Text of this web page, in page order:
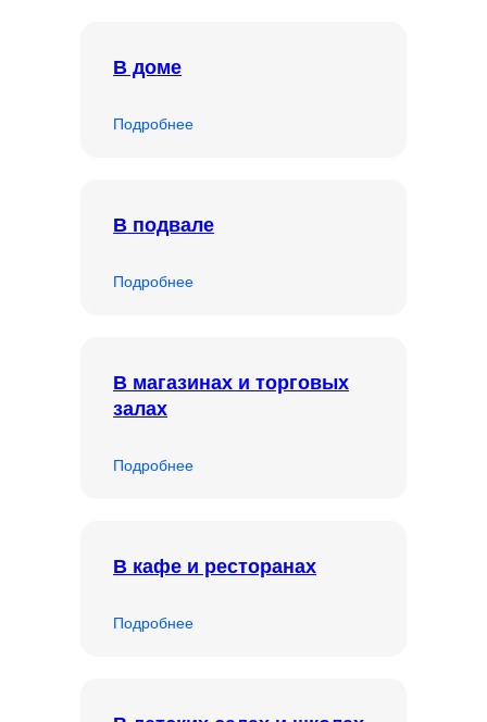
В доме
Подробнее
В подвале
Подробнее
В магазинах и торговых
залах
Подробнее
В кафе и ресторанах
Подробнее